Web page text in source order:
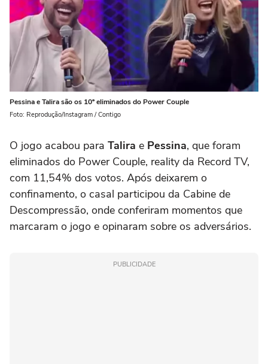
Pessina e Talira são os 10º eliminados do Power Couple
Foto: Reprodução/Instagram / Contigo
O jogo acabou para Talira e Pessina, que foram
eliminados do Power Couple, reality da Record TV,
com 11,54% dos votos. Após deixarem o
confinamento, o casal participou da Cabine de
Descompressão, onde conferiram momentos que
marcaram o jogo e opinaram sobre os adversários.
PUBLICIDADE